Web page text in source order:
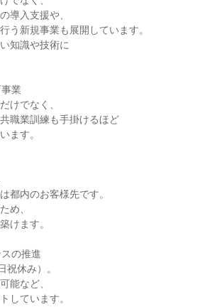
導入支援や、
う新規事業も展開しています。
知識や技術に
業
けでなく、
職業訓練も手掛けるほど
ます。
都内のお客様先です。
め、
けます。
の推進
祝休み）。
能など、
しています。